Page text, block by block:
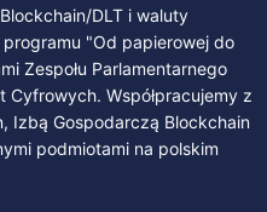
DLT i waluty
"Od papierowej do
Zespołu Parlamentarnego
Cyfrowych. Współpracujemy z
Izbą Gospodarczą Blockchain
podmiotami na polskim